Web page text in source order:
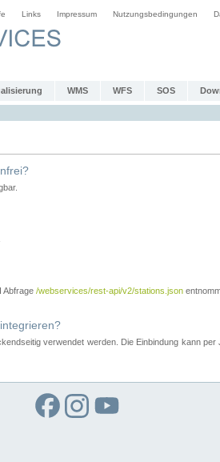
Links Impressum Nutzungsbedingungen
WMS WFS SOS
Abfrage /webservices/rest-api/v2/stations.json
verwendet werden. Die Einbindung kann